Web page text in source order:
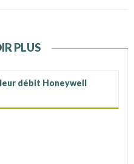
PLUS
débit Honeywell